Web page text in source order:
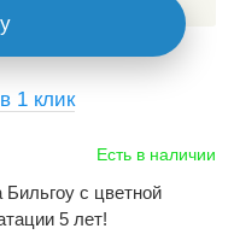
Есть в наличии
Бильгоу с цветной
5 лет!
1 клик